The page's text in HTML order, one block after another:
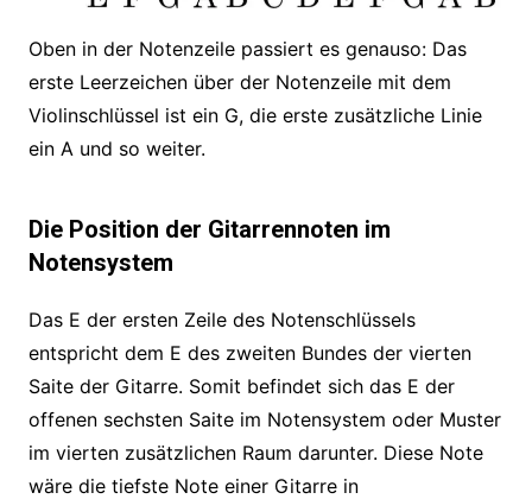
Oben in der Notenzeile passiert es genauso: Das
erste Leerzeichen über der Notenzeile mit dem
Violinschlüssel ist ein G, die erste zusätzliche Linie
ein A und so weiter.
Die Position der Gitarrennoten im
Notensystem
Das E der ersten Zeile des Notenschlüssels
entspricht dem E des zweiten Bundes der vierten
Saite der Gitarre. Somit befindet sich das E der
offenen sechsten Saite im Notensystem oder Muster
im vierten zusätzlichen Raum darunter. Diese Note
wäre die tiefste Note einer Gitarre in